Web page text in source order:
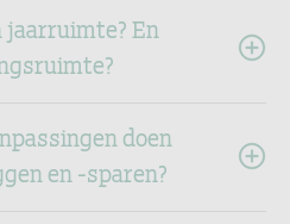
jaarruimte? En
doen
en -sparen?